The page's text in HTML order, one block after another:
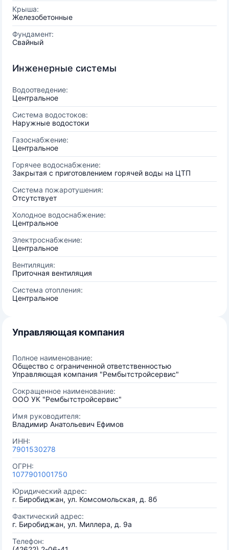
Крыша:
Железобетонные
Фундамент:
Свайный
Инженерные системы
Водоотведение:
Центральное
Система водостоков:
Наружные водостоки
Газоснабжение:
Центральное
Горячее водоснабжение:
Закрытая с приготовлением горячей воды на ЦТП
Система пожаротушения:
Отсутствует
Холодное водоснабжение:
Центральное
Электроснабжение:
Центральное
Вентиляция:
Приточная вентиляция
Система отопления:
Центральное
Управляющая компания
Полное наименование:
Общество с ограниченной ответственностью
Управляющая компания "Рембытстройсервис"
Сокращенное наименование:
ООО УК "Рембытстройсервис"
Имя руководителя:
Владимир Анатольевич Ефимов
ИНН:
7901530278
ОГРН:
1077901001750
Юридический адрес:
г. Биробиджан, ул. Комсомольская, д. 8б
Фактический адрес:
г. Биробиджан, ул. Миллера, д. 9а
Телефон: